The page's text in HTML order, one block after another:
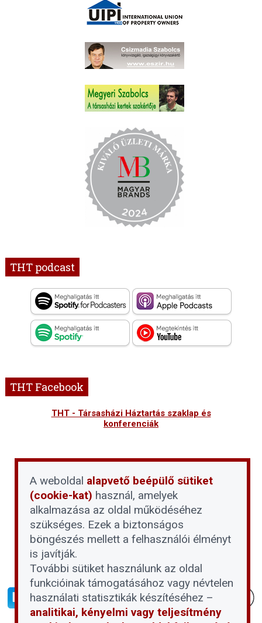
THT podcast
THT Facebook
THT - Társasházi Háztartás szaklap és
konferenciák
A weboldal alapvető beépülő sütiket
(cookie-kat) használ, amelyek
alkalmazása az oldal működéséhez
szükséges. Ezek a biztonságos
böngészés mellett a felhasználói élményt
is javítják.
További sütiket használunk az oldal
funkcióinak támogatásához vagy névtelen
használati statisztikák készítéséhez –
analitikai, kényelmi vagy teljesítmény